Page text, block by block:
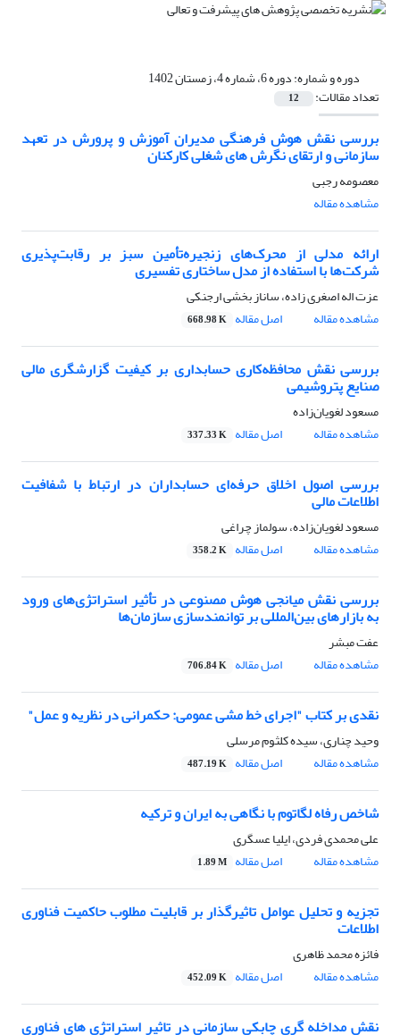
دوره و شماره:دوره 6، شماره 4، زمستان 1402
تعداد مقالات: 12
بررسی نقش هوش فرهنگی مدیران آموزش و پرورش در تعهد
سازمانی و ارتقای نگرش های شغلی کارکنان
معصومه رجبی
مشاهده مقاله
ارائه مدلی از محرک‌های زنجیره‌تأمین سبز بر رقابت‌پذیری
شرکت‌ها با استفاده از مدل ساختاری تفسیری
عزت اله اصغری زاده، ساناز بخشی ارجنکی
مشاهده مقاله
اصل مقاله 668.98 K
بررسی نقش محافظه‌کاری حسابداری بر کیفیت گزارشگری مالی
صنایع پتروشیمی
مسعود لغویان‌زاده
مشاهده مقاله
اصل مقاله 337.33 K
بررسی اصول اخلاق حرفه‌ای حسابداران در ارتباط با شفافیت
اطلاعات مالی
مسعود لغویان‌زاده، سولماز چراغی
مشاهده مقاله
اصل مقاله 358.2 K
بررسی نقش میانجی هوش مصنوعی در تأثیر استراتژی‌های ورود
به بازارهای بین‌المللی بر توانمندسازی سازمان‌ها
عفت مبشر
مشاهده مقاله
اصل مقاله 706.84 K
نقدی بر کتاب "اجرای خط مشی عمومی: حکمرانی در نظریه و عمل"
وحید چناری، سیده کلثوم مرسلی
مشاهده مقاله
اصل مقاله 487.19 K
شاخص رفاه لگاتوم با نگاهی به ایران و ترکیه
علی محمدی فردی، ایلیا عسگری
مشاهده مقاله
اصل مقاله 1.89 M
تجزیه و تحلیل عوامل تاثیرگذار بر قابلیت مطلوب حاکمیت فناوری
اطلاعات
فائزه محمد ظاهری
مشاهده مقاله
اصل مقاله 452.09 K
نقش مداخله گری چابکی سازمانی در تاثیر استراتژی های فناوری